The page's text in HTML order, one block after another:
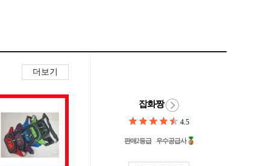
더보기
잡화짱
4.5
판매2등급 우수공급사